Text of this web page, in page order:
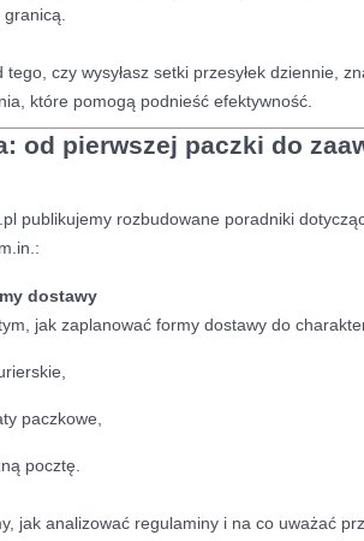
tego, czy wysyłasz setki przesyłek dziennie,
które pomogą podnieść efektywność.
od pierwszej paczki do
publikujemy rozbudowane poradniki
dostawy
jak zaplanować formy dostawy do
paczkowe,
pocztę.
jak analizować regulaminy i na co uważać